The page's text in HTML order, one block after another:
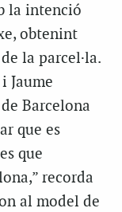
la intenció
obtenint
la parcel·la.
Jaume
Barcelona
que es
que
recorda
al model de